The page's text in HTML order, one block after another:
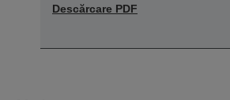
Descărcare PDF